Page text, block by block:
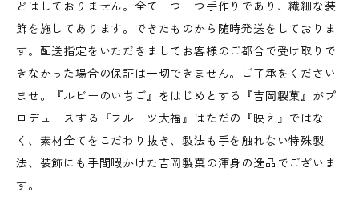
どはしておりません。全て一つ一つ手作りであり、繊細な装
飾を施してあります。できたものから随時発送をしておりま
す。配送指定をいただきましてお客様のご都合で受け取りで
きなかった場合の保証は一切できません。ご了承をください
ませ。『ルビーのいちご』をはじめとする『吉岡製菓』がプ
ロデュースする『フルーツ大福』はただの『映え』ではな
く、素材全てをこだわり抜き、製法も手を触れない特殊製
法、装飾にも手間暇かけた吉岡製菓の渾身の逸品でございま
す。